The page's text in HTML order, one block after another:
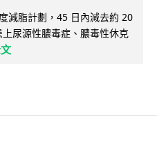
減脂計劃，45 日內減去約 20
尿源性膿毒症、膿毒性休克